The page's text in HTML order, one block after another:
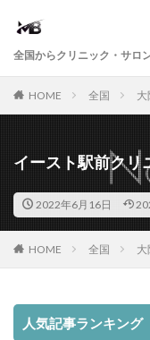
全国からクリニック・サロ
HOME 全国 大
イースト駅前クリ
2022年6月16日
HOME 全国 大
人気記事ランキング